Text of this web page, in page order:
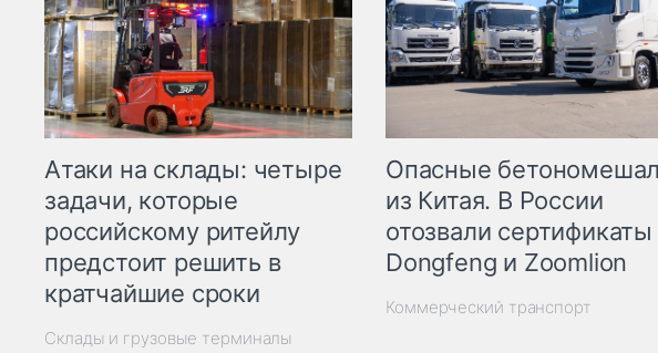
Атаки на склады: четыре
задачи, которые
российскому ритейлу
предстоит решить в
кратчайшие сроки
Склады и грузовые терминалы
Опасные
из Китая. В России
отозвали сертификаты
Dongfeng и Zoomlion
Коммерческий транспорт